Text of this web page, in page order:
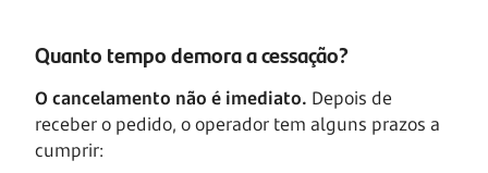
Quanto tempo demora a cessação?
O cancelamento não é imediato. Depois de
receber o pedido, o operador tem alguns prazos a
cumprir: